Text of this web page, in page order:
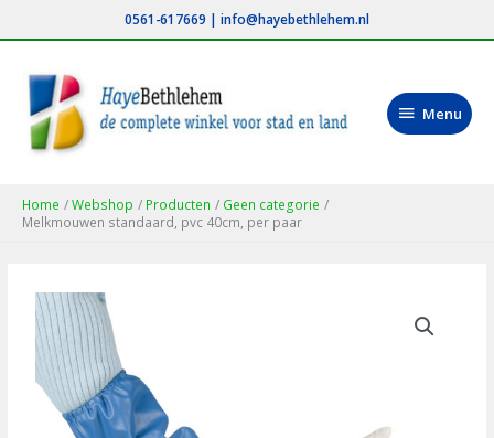
naar
inhoud
0561-617669 | info@hayebethlehem.nl
Menu
Menu
Home Webshop Producten
Geen categorie
Melkmouwen standaard, pvc 40cm, per paar